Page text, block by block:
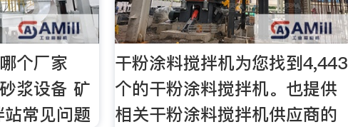
个厂家
浆设备 矿
常见问题
干粉涂料搅拌机为您找到4,443
个的干粉涂料搅拌机。也提供
相关干粉涂料搅拌机供应商的